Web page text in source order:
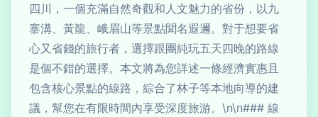
四川，一個充滿自然奇觀和人文魅力的省份，以九
寨溝、黃龍、峨眉山等景點聞名遐邇。對于想要省
心又省錢的旅行者，選擇跟團純玩五天四晚的路線
是個不錯的選擇。本文將為您詳述一條經濟實惠且
包含核心景點的線路，綜合了林子等本地向導的建
議，幫您在有限時間內享受深度旅游。\n\n### 線